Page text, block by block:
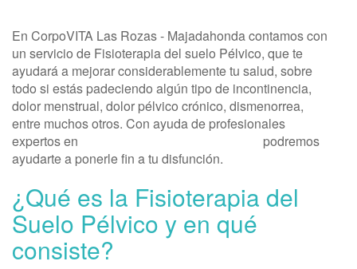
En CorpoVITA Las Rozas - Majadahonda contamos con
un servicio de Fisioterapia del suelo Pélvico, que te
ayudará a mejorar considerablemente tu salud, sobre
todo si estás padeciendo algún tipo de incontinencia,
dolor menstrual, dolor pélvico crónico, dismenorrea,
entre muchos otros. Con ayuda de profesionales
expertos en
podremos
ayudarte a ponerle fin a tu disfunción.
¿Qué es la Fisioterapia del
Suelo Pélvico y en qué
consiste?